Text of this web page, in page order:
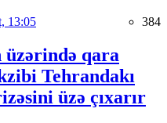
13:05 384
qara
Tehrandakı
üzə çıxarır